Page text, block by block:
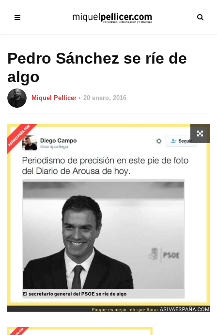
Pedro Sánchez se ríe de
algo
Miquel Pellicer 20 enero, 2016